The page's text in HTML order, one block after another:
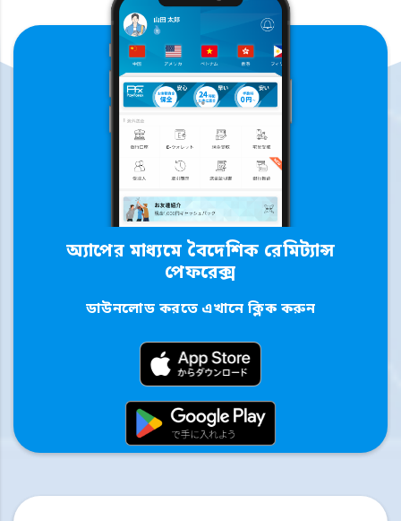
অ্যাপের মাধ্যমে বৈদেশিক রেমিট্যান্স
পেফরেক্স
ডাউনলোড করতে এখানে ক্লিক করুন